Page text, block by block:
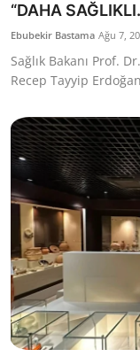
“DAHA
Ebubekir Bastama Ağu 7,
Sağlık Bakanı Prof.
Recep Tayyip